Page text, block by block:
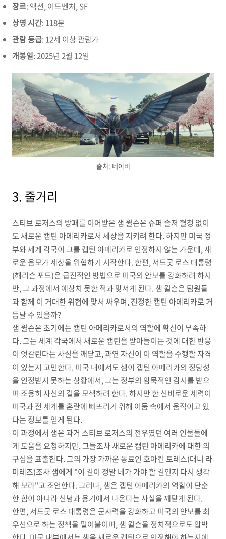
장르: 액션, 어드벤처, SF
상영 시간: 118분
관람 등급: 12세 이상 관람가
개봉일: 2025년 2월 12일
출처: 네이버
3. 줄거리
스티브 로저스의 방패를 이어받은 샘 윌슨은 슈퍼 솔저 혈청 없이
도 새로운 캡틴 아메리카로서 세상을 지키려 한다. 하지만 미국 정
부와 세계 각국이 그를 캡틴 아메리카로 인정하지 않는 가운데, 새
로운 음모가 세상을 위협하기 시작한다. 한편, 서드굿 로스 대통령
(해리슨 포드)은 급진적인 방법으로 미국의 안보를 강화하려 하지
만, 그 과정에서 예상치 못한 적과 맞서게 된다. 샘 윌슨은 팀원들
과 함께 이 거대한 위협에 맞서 싸우며, 진정한 캡틴 아메리카로 거
듭날 수 있을까?
샘 윌슨은 초기에는 캡틴 아메리카로서의 역할에 확신이 부족하
다. 그는 세계 각국에서 새로운 캡틴을 받아들이는 것에 대한 반응
이 엇갈린다는 사실을 깨닫고, 과연 자신이 이 역할을 수행할 자격
이 있는지 고민한다. 미국 내에서도 샘이 캡틴 아메리카의 정당성
을 인정받지 못하는 상황에서, 그는 정부의 암묵적인 감시를 받으
며 조용히 자신의 길을 모색하려 한다. 하지만 한 신비로운 세력이
미국과 전 세계를 혼란에 빠뜨리기 위해 어둠 속에서 움직이고 있
다는 정보를 얻게 된다.
이 과정에서 샘은 과거 스티브 로저스의 전우였던 여러 인물들에
게 도움을 요청하지만, 그들조차 새로운 캡틴 아메리카에 대한 의
구심을 표출한다. 그의 가장 가까운 동료인 호아킨 토레스(대니 라
미레즈)조차 샘에게 "이 길이 정말 네가 가야 할 길인지 다시 생각
해 보라"고 조언한다. 그러나, 샘은 캡틴 아메리카의 역할이 단순
한 힘이 아니라 신념과 용기에서 나온다는 사실을 깨닫게 된다.
한편, 서드굿 로스 대통령은 군사력을 강화하고 미국의 안보를 최
우선으로 하는 정책을 밀어붙이며, 샘 윌슨을 정치적으로도 압박